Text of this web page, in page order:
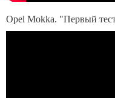
Opel Mokka. "Первый